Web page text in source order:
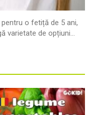
o fetiță de 5 ani,
varietate de opțiuni...